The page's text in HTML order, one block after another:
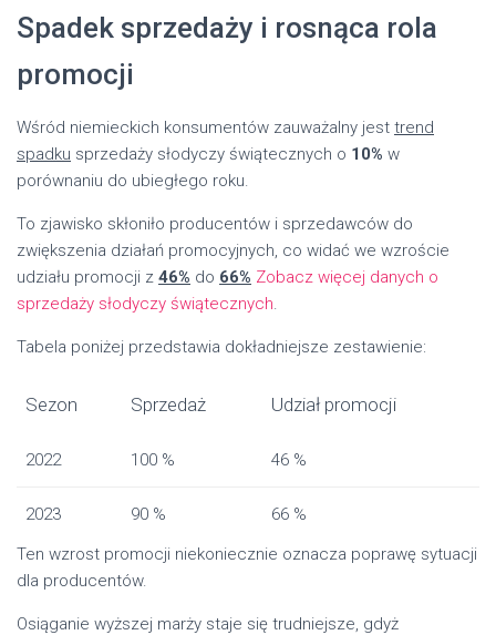
Spadek sprzedaży i rosnąca rola
promocji
Wśród niemieckich konsumentów zauważalny jest trend
spadku sprzedaży słodyczy świątecznych o 10% w
porównaniu do ubiegłego roku.
To zjawisko skłoniło producentów i sprzedawców do
zwiększenia działań promocyjnych, co widać we wzroście
udziału promocji z 46% do 66% Zobacz więcej danych o
sprzedaży słodyczy świątecznych.
Tabela poniżej przedstawia dokładniejsze zestawienie:
Sezon Sprzedaż Udział promocji
2022 100 % 46 %
2023 90 %
66 %
Ten wzrost promocji niekoniecznie oznacza poprawę sytuacji
dla producentów.
Osiąganie wyższej marży staje się trudniejsze, gdyż